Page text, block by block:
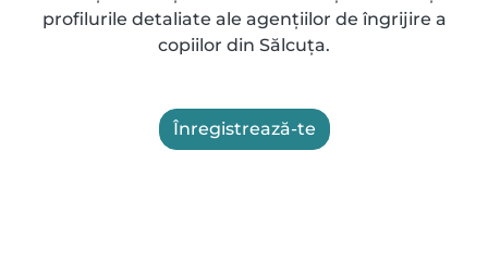
profilurile detaliate ale agențiilor de îngrijire a
copiilor din Sălcuţa.
Înregistrează-te